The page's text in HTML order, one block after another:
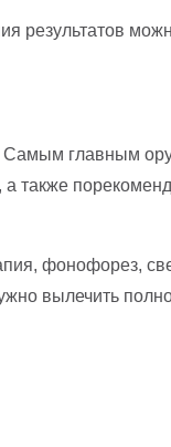
результатов
главным
также
фонофорез,
вылечить